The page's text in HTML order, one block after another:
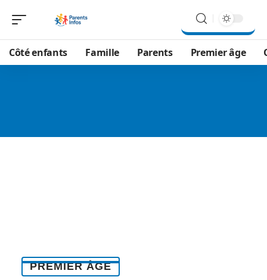
Côté enfants Famille Parents Premier âge
PREMIER ÂGE